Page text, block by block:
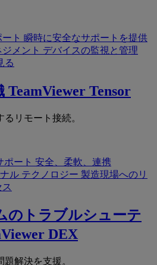
ト 瞬時に安全なサポートを提供
メント デバイスの監視と管理
る
TeamViewer Tensor
リモート接続。
ポート 安全、柔軟、連携
ル テクノロジー 製造現場へのリ
のトラブルシューテ
DEX
解決を支援。